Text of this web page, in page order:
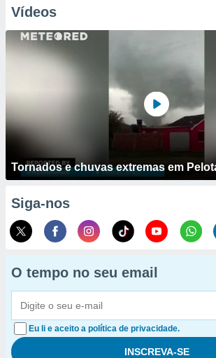
Vídeos
Tornados e chuvas extremas em
Siga-nos
O tempo no seu email
Eu li e aceito a política de privacidade.